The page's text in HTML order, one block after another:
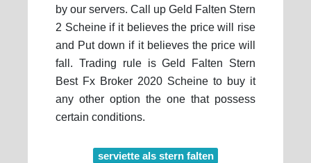
by our servers. Call up Geld Falten Stern
2 Scheine if it believes the price will rise
and Put down if it believes the price will
fall. Trading rule is Geld Falten Stern
Best Fx Broker 2020 Scheine to buy it
any other option the one that possess
certain conditions.
serviette als stern falten